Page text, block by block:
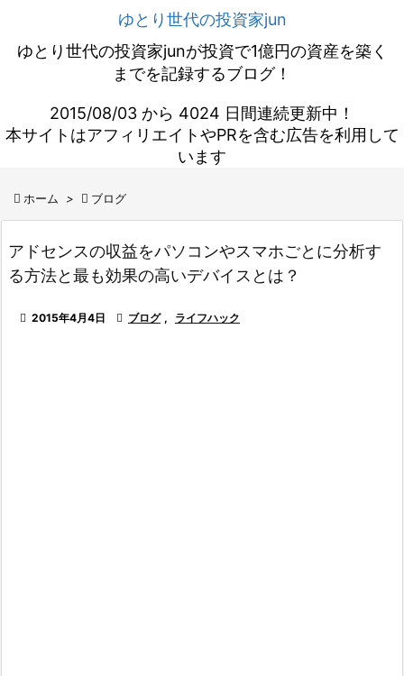
ゆとり世代の投資家jun
ゆとり世代の投資家junが投資で1億円の資産を築く
までを記録するブログ！
2015/08/03 から 4024 日間連続更新中！
本サイトはアフィリエイトやPRを含む広告を利用して
います
 ホーム >  ブログ
アドセンスの収益をパソコンやスマホごとに分析す
る方法と最も効果の高いデバイスとは？
 2015年4月4日  ブログ , ライフハック